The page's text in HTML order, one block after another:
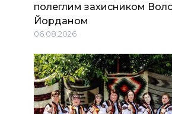
полеглим захисником
Йорданом
06.08.2026